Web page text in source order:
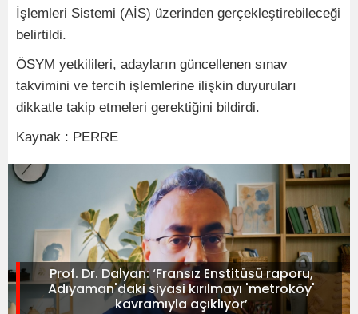
İşlemleri Sistemi (AİS) üzerinden gerçekleştirebileceği
belirtildi.
ÖSYM yetkilileri, adayların güncellenen sınav
takvimini ve tercih işlemlerine ilişkin duyuruları
dikkatle takip etmeleri gerektiğini bildirdi.
Kaynak : PERRE
Prof. Dr. Dalyan: ‘Fransız Enstitüsü raporu,
Adıyaman'daki siyasi kırılmayı 'metroköy'
kavramıyla açıklıyor’